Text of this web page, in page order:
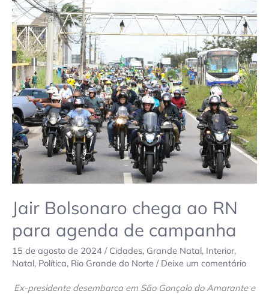
Jair Bolsonaro chega ao RN
para agenda de campanha
15 de agosto de 2024 / Cidades, Grande Natal, Interior,
Natal, Política, Rio Grande do Norte / Deixe um comentário
Ex-presidente desembarca em São Gonçalo do Amarante e
Jair
Bolsonaro
chega
ao
RN
para
agenda
de
campanha